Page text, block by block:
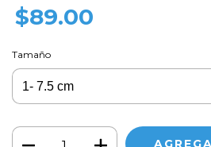
$89.00
Tamaño